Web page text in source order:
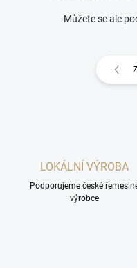
Můžete se ale
LOKÁLNÍ VÝROBA
Podporujeme české
výrobce